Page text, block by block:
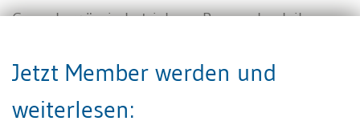
Gewerbsmässig betriebene Personalverleihung
ist die kantonale Behörde (Arbeitsamt) oder der
Bund (seco) zuständig. Die Voraussetzungen, die
Jetzt Member werden und
weiterlesen: